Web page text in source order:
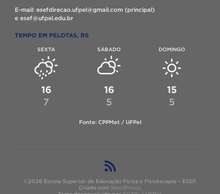
E-mail: esefdirecao.ufpel@gmail.com (principal)
e esef@ufpel.edu.br
TEMPO EM PELOTAS, RS
SEXTA
16
7
SÁBADO
16
5
DOMINGO
15
5
Fonte: CPPMet / UFPel
©2026 Escola Superior de Educação Física e Fisioterapia – ESEF.
Criado com WordPress.